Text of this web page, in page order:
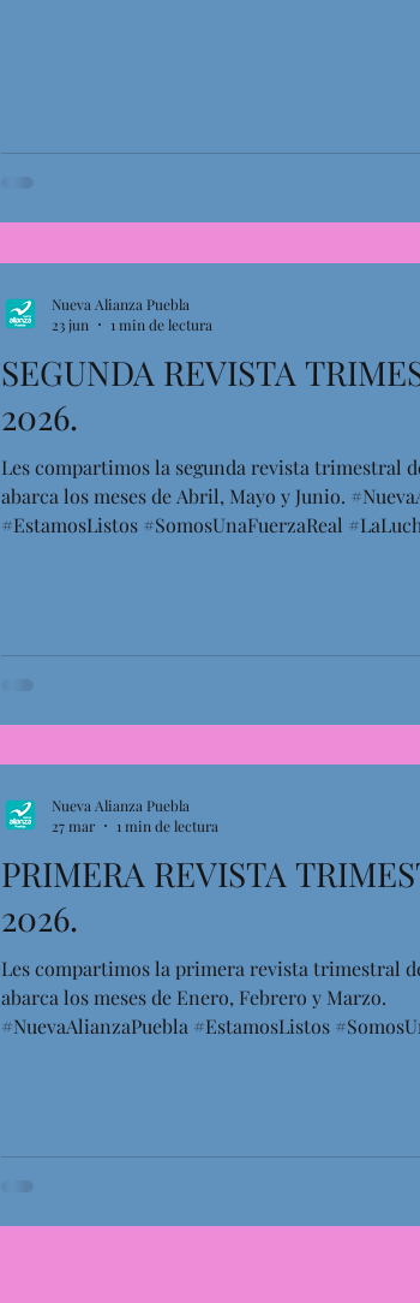
SEGUNDA REVISTA
2026.
Les compartimos la segunda revista trimestral
abarca los meses de Abril, Mayo y Junio.
#EstamosListos #SomosUnaFuerzaReal
Nueva Alianza Puebla
23 jun
1 min de lectura
PRIMERA REVISTA
2026.
Les compartimos la primera revista trimestral
abarca los meses de Enero, Febrero y Marzo.
#NuevaAlianzaPuebla #EstamosListos
Nueva Alianza Puebla
27 mar
1 min de lectura